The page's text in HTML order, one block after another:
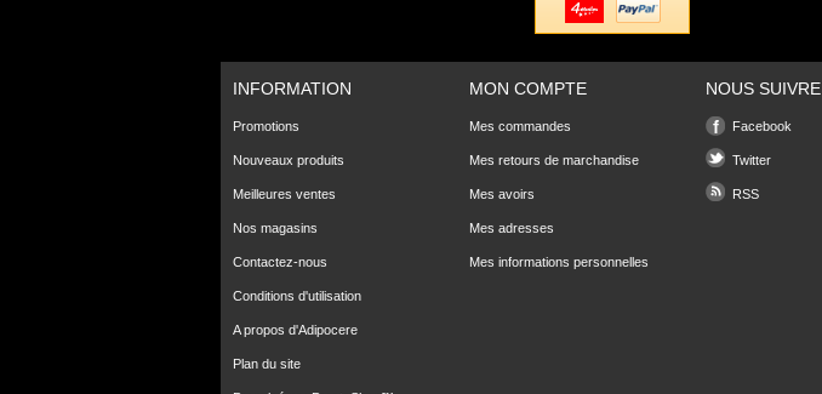
INFORMATION
Promotions
Nouveaux produits
Meilleures ventes
Nos magasins
Contactez-nous
Conditions d'utilisation
A propos d'Adipocere
Plan du site
MON COMPTE
Mes commandes
Mes retours de marchandise
Mes avoirs
Mes adresses
Mes informations personnelles
NOUS SUIVRE
Facebook
Twitter
RSS